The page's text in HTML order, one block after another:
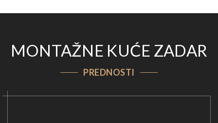
MONTAŽNE KUĆE ZADAR
PREDNOSTI